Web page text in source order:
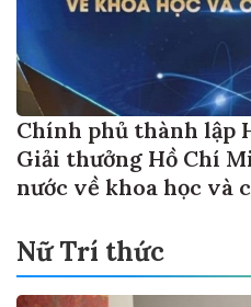
Chính phủ thành lập
Giải thưởng Hồ Chí
nước về khoa học và
Nữ Trí thức